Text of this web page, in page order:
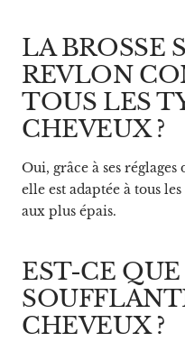
LA BROSSE
REVLON
TOUS LES
CHEVEUX ?
Oui, grâce à ses
elle est adaptée à tous
aux plus épais.
EST-CE
CHEVEUX ?